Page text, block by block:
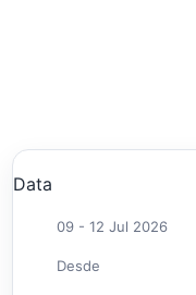
Data
09 - 12 Jul 2026
Desde